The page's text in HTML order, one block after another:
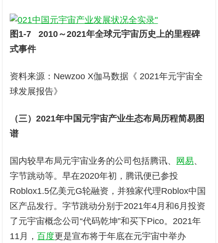
图1-7 2010～2021年全球元宇宙历史上的里程碑
式事件
资料来源：Newzoo X伽马数据《 2021年元宇宙全
球发展报告》
（三）2021年中国元宇宙产业生态布局历程简易图
谱
国内较早布局元宇宙业务的公司包括腾讯、 网易、
字节跳动等。早在2020年初，腾讯便已参投
Roblox1.5亿美元G轮融资，并独家代理Roblox中国
区产品发行。字节跳动分别于2021年4月和6月投资
了元宇宙概念公司“代码乾坤”和买下Pico。2021年
11月，百度更是宣布将于年底在元宇宙中举办